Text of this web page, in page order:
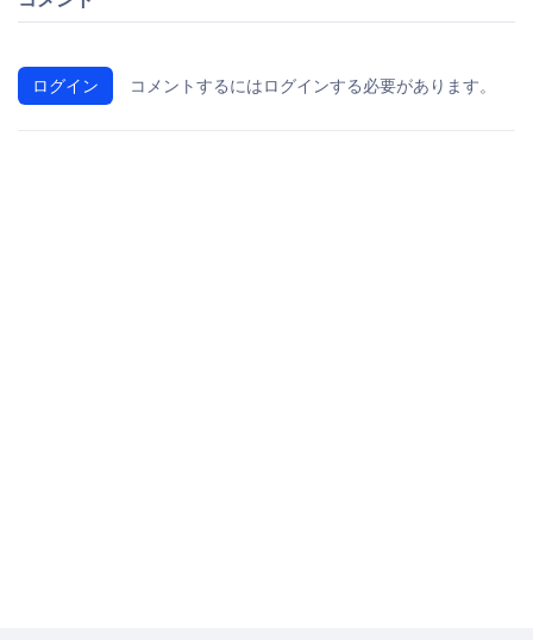
ログイン コメントするにはログインする必要があります。